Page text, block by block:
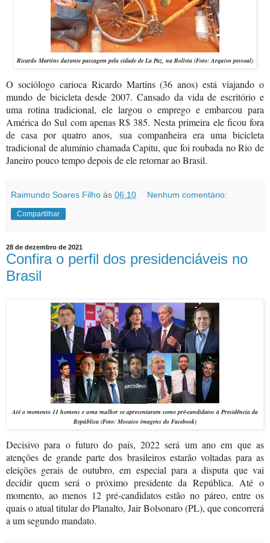
Ricardo Martins durante passagem pela cidade de La Paz, na Bolívia (Foto: Arquivo pessoal)
O sociólogo carioca Ricardo Martins (36 anos) está viajando o
mundo de bicicleta desde 2007. Cansado da vida de escritório e
uma rotina tradicional, ele largou o emprego e embarcou para
América do Sul com apenas R$ 385.Nesta primeira ele ficou fora
de casa por quatro anos, sua companheira era uma bicicleta
tradicional de alumínio chamada Capitu, que foi roubada no Rio de
Janeiro pouco tempo depois de ele retornar ao Brasil.
Raimundo Soares Filho às 06:10 Nenhum comentário:
Compartilhar
28 de dezembro de 2021
Confira o perfil dos presidenciáveis no
Brasil
Até o momento 11 homens e uma mulher se apresentaram como pré-candidatos à Presidência da
República (Foto: Mosaico imagens do Facebook)
Decisivo para o futuro do país, 2022 será um ano em que as
atenções de grande parte dos brasileiros estarão voltadas para as
eleições gerais de outubro, em especial para a disputa que vai
decidir quem será o próximo presidente da República. Até o
momento, ao menos 12 pré-candidatos estão no páreo, entre os
quais o atual titular do Planalto, Jair Bolsonaro (PL), que concorrerá
a um segundo mandato.